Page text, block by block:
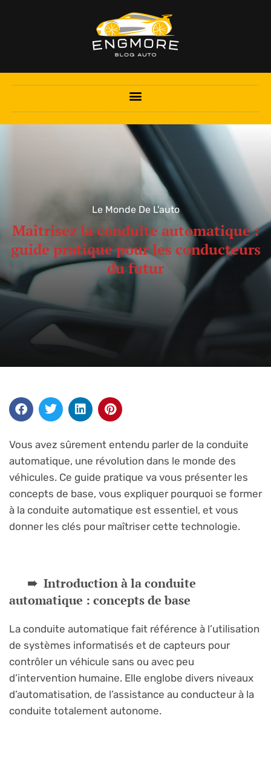
Le Monde De L'auto
Maîtrisez la conduite automatique :
guide pratique pour les conducteurs
du futur
Vous avez sûrement entendu parler de la conduite
automatique, une révolution dans le monde des
véhicules. Ce guide pratique va vous présenter les
concepts de base, vous expliquer pourquoi se former
à la conduite automatique est essentiel, et vous
donner les clés pour maîtriser cette technologie.
Introduction à la conduite
automatique : concepts de base
La conduite automatique fait référence à l’utilisation
de systèmes informatisés et de capteurs pour
contrôler un véhicule sans ou avec peu
d’intervention humaine. Elle englobe divers niveaux
d’automatisation, de l’assistance au conducteur à la
conduite totalement autonome.